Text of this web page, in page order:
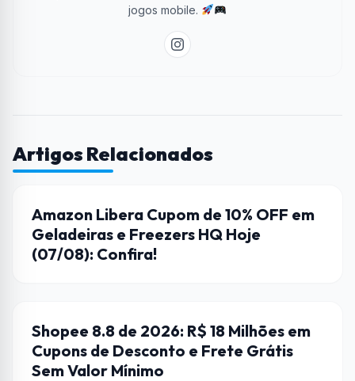
jogos mobile.
Artigos Relacionados
AMAZON
Amazon Libera Cupom de 10% OFF em
Geladeiras e Freezers HQ Hoje
(07/08): Confira!
CUPONS
Shopee 8.8 de 2026: R$ 18 Milhões em
Cupons de Desconto e Frete Grátis
Sem Valor Mínimo